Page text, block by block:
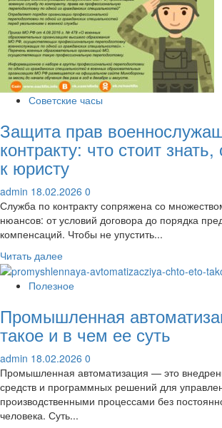
суверенитет
в
управлении
данными
Советские часы
Защита прав
контракту: что стоит
к юристу
admin 18.02.2026 0
Служба по контракту сопряжена со
нюансов: от условий договора до порядка
компенсаций. Чтобы не упустить...
Читать далееПрочитать
больше
о
прав
военнослужащих
по
контракту:
что
стоит
знать,
обращаясь
Полезное
Промышленная
такое и в чем ее суть
admin 18.02.2026 0
Промышленная автоматизация — это
средств и программных решений для
производственными процессами без
человека. Суть...